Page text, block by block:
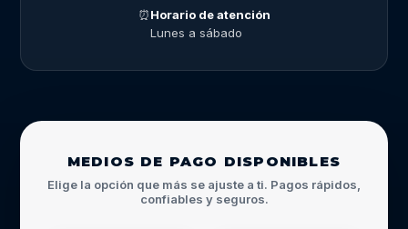
⏰Horario de atención
Lunes a sábado
MEDIOS DE PAGO DISPONIBLES
Elige la opción que más se ajuste a ti. Pagos rápidos,
confiables y seguros.